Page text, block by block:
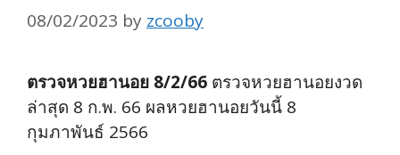
08/02/2023 by zcooby
ตรวจหวยฮานอย 8/2/66 ตรวจหวยฮานอยงวด
ล่าสุด 8 ก.พ. 66 ผลหวยฮานอยวันนี้ 8
กุมภาพันธ์ 2566